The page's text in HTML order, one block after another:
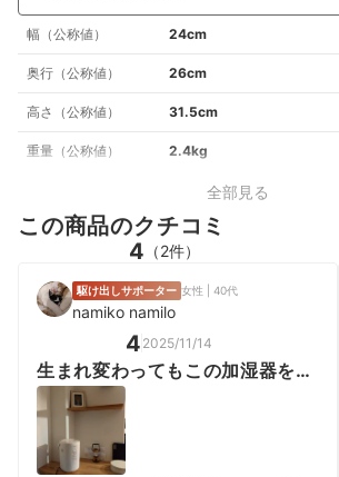
幅（公称値） 24cm
奥行（公称値） 26cm
高さ（公称値） 31.5cm
重量（公称値） 2.4kg
全部見る
この商品のクチコミ
4 （2件）
駆け出しサポーター 女性 | 40代
namiko namilo
4 2025/11/14
生まれ変わってもこの加湿器を選
ぶ